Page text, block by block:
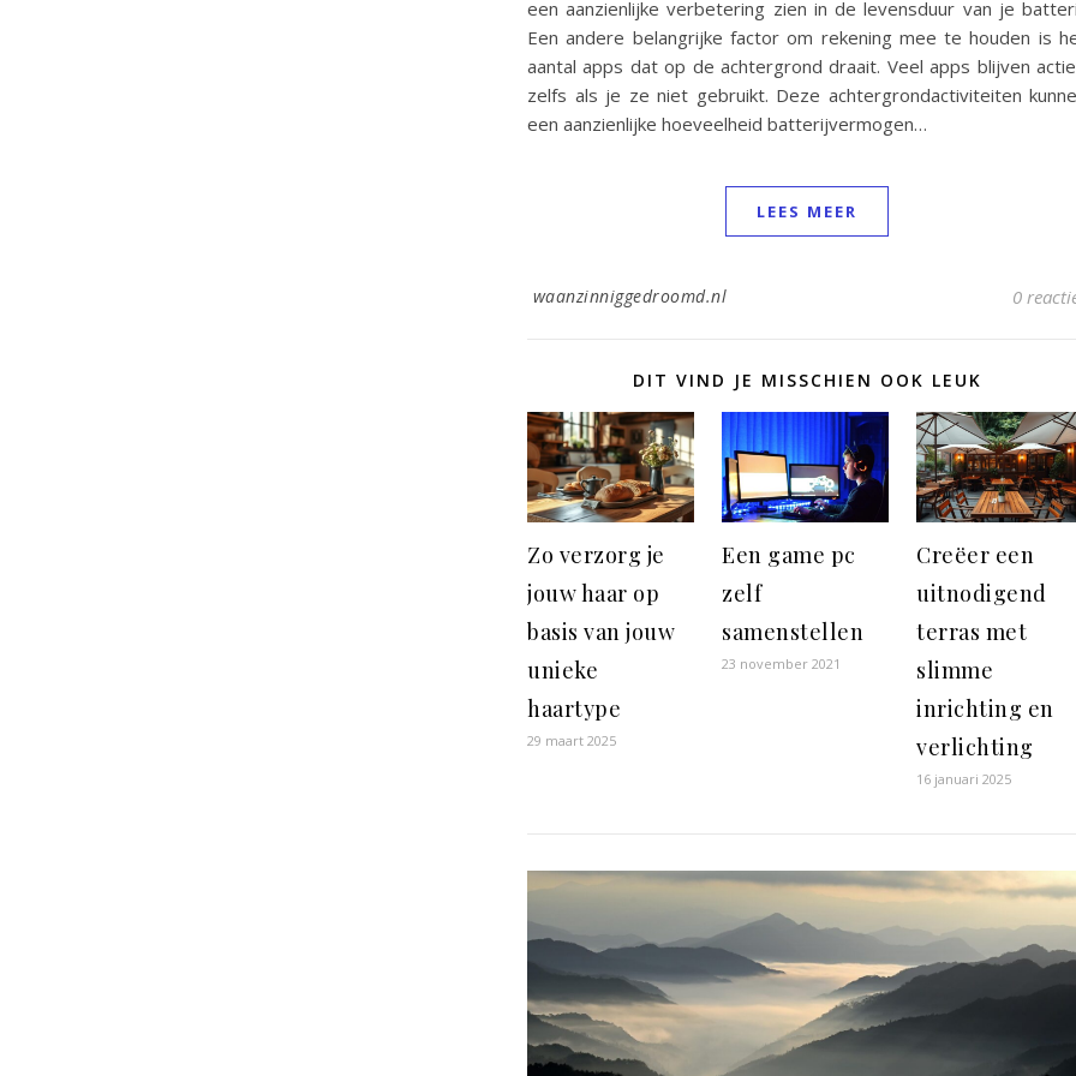
een aanzienlijke verbetering zien in de levensduur van je
Een andere belangrijke factor om rekening mee te houden is
aantal apps dat op de achtergrond draait. Veel apps blijven
zelfs als je ze niet gebruikt. Deze achtergrondactiviteiten
een aanzienlijke hoeveelheid batterijvermogen…
LEES MEER
waanzinniggedroomd.nl 0
DIT VIND JE MISSCHIEN OOK LEUK
Zo verzorg je
jouw haar op
basis van jouw
unieke
haartype
29 maart 2025
Een game pc
zelf
samenstellen
23 november 2021
Creëer een
uitnodigend
terras met
slimme
inrichting en
verlichting
16 januari 2025